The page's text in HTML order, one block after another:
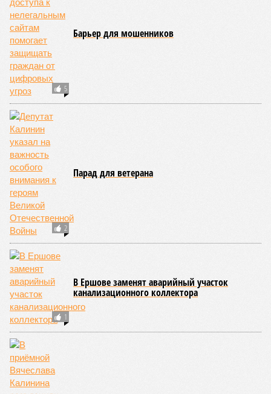
5
Барьер для мошенников
2
Парад для ветерана
1
В Ершове заменят аварийный участок
канализационного коллектора